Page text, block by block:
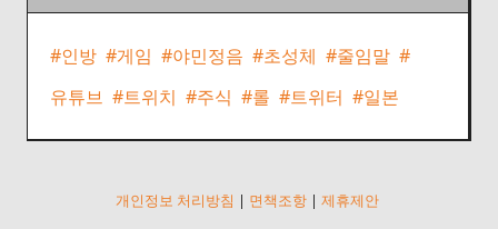
#인방 #게임 #야민정음 #초성체 #줄임말 #
유튜브 #트위치 #주식 #롤 #트위터 #일본
개인정보 처리방침 | 면책조항 | 제휴제안